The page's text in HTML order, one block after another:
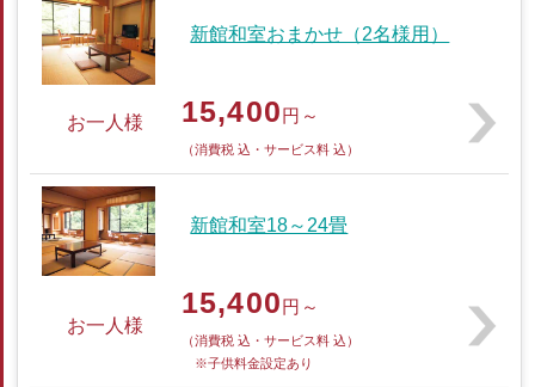
新館和室おまかせ（2名様用）
お一人様 15,400円～
（消費税 込・サービス料 込）
新館和室18～24畳
お一人様
15,400円～
（消費税 込・サービス料 込）
※子供料金設定あり